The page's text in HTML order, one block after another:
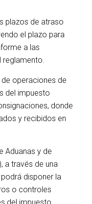
plazos de atraso
el plazo para
a las
reglamento.
operaciones de
del impuesto
donde
y recibidos en
Aduanas y de
a través de una
disponer la
o controles